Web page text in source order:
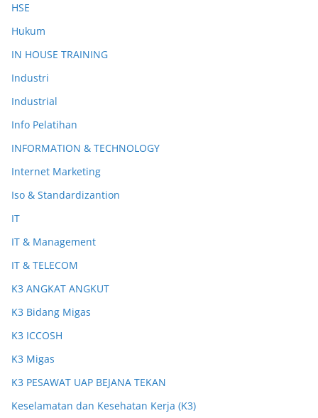
HSE
Hukum
IN HOUSE TRAINING
Industri
Industrial
Info Pelatihan
INFORMATION & TECHNOLOGY
Internet Marketing
Iso & Standardizantion
IT
IT & Management
IT & TELECOM
K3 ANGKAT ANGKUT
K3 Bidang Migas
K3 ICCOSH
K3 Migas
K3 PESAWAT UAP BEJANA TEKAN
Keselamatan dan Kesehatan Kerja (K3)